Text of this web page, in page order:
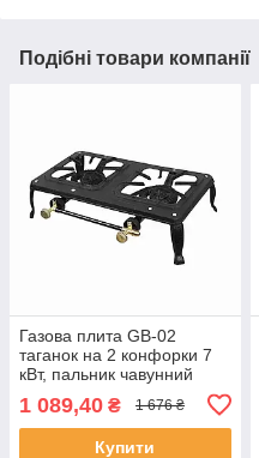
Подібні товари компанії
Газова плита GB-02
таганок на 2 конфорки 7
кВт, пальник чавунний
портативний туристичний
GB-02
1 089,40 ₴ 1 676 ₴
Купити